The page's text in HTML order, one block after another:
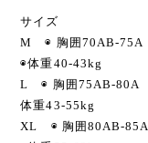
サイズ
M ◉ 胸囲70AB-
◉体重40-43kg
L ◉ 胸囲75AB-80A
体重43-55kg
XL ◉ 胸囲80AB-